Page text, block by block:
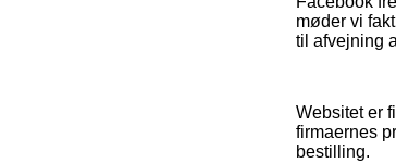
møder vi
til afvejning
Websitet er
firmaernes
bestilling.